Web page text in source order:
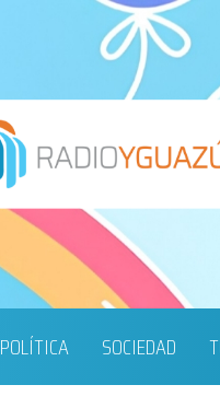
POLÍTICA SOCIEDAD